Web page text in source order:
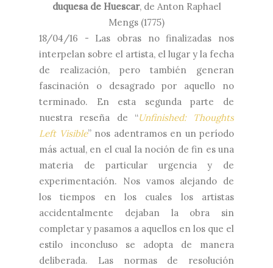
duquesa de Huescar, de Anton Raphael
Mengs (1775)
18/04/16 - Las obras no finalizadas nos
interpelan sobre el artista, el lugar y la fecha
de realización, pero también generan
fascinación o desagrado por aquello no
terminado. En esta segunda parte de
nuestra reseña de “Unfinished: Thoughts
Left Visible” nos adentramos en un período
más actual, en el cual la noción de fin es una
materia de particular urgencia y de
experimentación. Nos vamos alejando de
los tiempos en los cuales los artistas
accidentalmente dejaban la obra sin
completar y pasamos a aquellos en los que el
estilo inconcluso se adopta de manera
deliberada. Las normas de resolución